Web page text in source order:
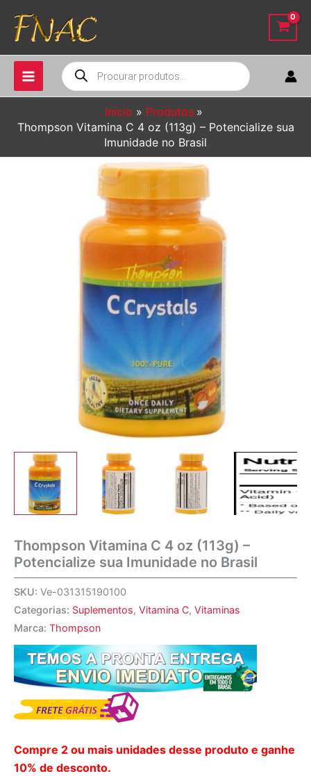
para
conteúdo
Pesquisar
produtos
Início
Produtos
Thompson Vitamina C 4 oz (113g) – Potencialize sua
Imunidade no Brasil
Thompson Vitamina C 4 oz (113g) –
Potencialize sua Imunidade no Brasil
SKU: Ve-031315190100
Categorias: Suplementos, Vitamina C, Vitaminas
Marca: Thompson
Compre 2 ou mais unidades desse produto e ganhe
10% de desconto.